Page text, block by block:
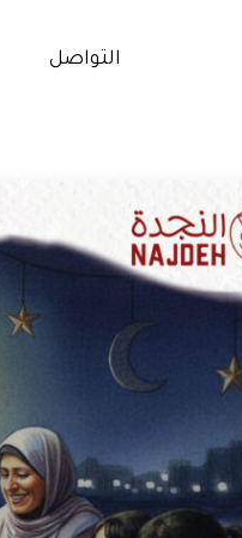
التواصل
أعمل معنا
التطوع